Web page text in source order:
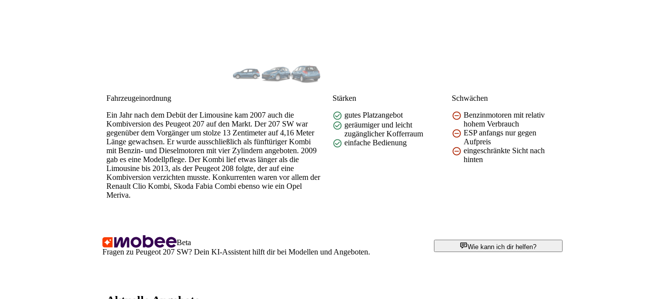
Fahrzeugeinordnung
Ein Jahr nach dem Debüt der Limousine kam 2007 auch die
Kombiversion des Peugeot 207 auf den Markt. Der 207 SW war
gegenüber dem Vorgänger um stolze 13 Zentimeter auf 4,16 Meter
Länge gewachsen. Er wurde ausschließlich als fünftüriger Kombi
mit Benzin- und Dieselmotoren mit vier Zylindern angeboten. 2009
gab es eine Modellpflege. Der Kombi lief etwas länger als die
Limousine bis 2013, als der Peugeot 208 folgte, der auf eine
Kombiversion verzichten musste. Konkurrenten waren vor allem der
Renault Clio Kombi, Skoda Fabia Combi ebenso wie ein Opel
Meriva.
Stärken
gutes Platzangebot
geräumiger und leicht
zugänglicher Kofferraum
einfache Bedienung
Schwächen
Benzinmotoren mit relativ
hohem Verbrauch
ESP anfangs nur gegen
Aufpreis
eingeschränkte Sicht nach
hinten
Beta
Fragen zu Peugeot 207 SW? Dein KI-Assistent hilft dir bei Modellen und Angeboten.
Wie kann ich dir helfen?